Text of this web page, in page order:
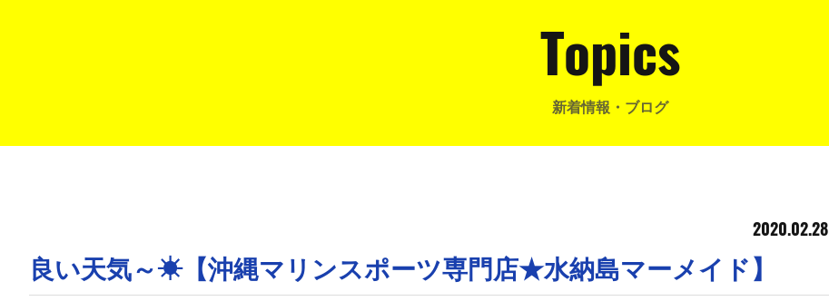
Topics
新着情報・ブログ
2020.02.28
良い天気～☀【沖縄マリンスポーツ専門店★水納島マーメイド】